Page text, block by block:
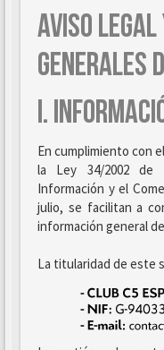
AVISO
GENERALES
I.
En cumplimiento con
la Ley 34/2002 de
Información y el
julio, se facilitan a
información general
La titularidad de este